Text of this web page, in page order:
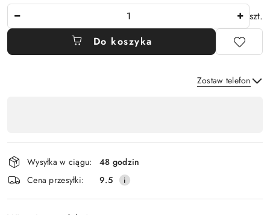
szt.
Do koszyka
Zostaw telefon
płatność
i
dostawa
Wysyłka w ciągu:
48 godzin
Cena przesyłki:
9.5